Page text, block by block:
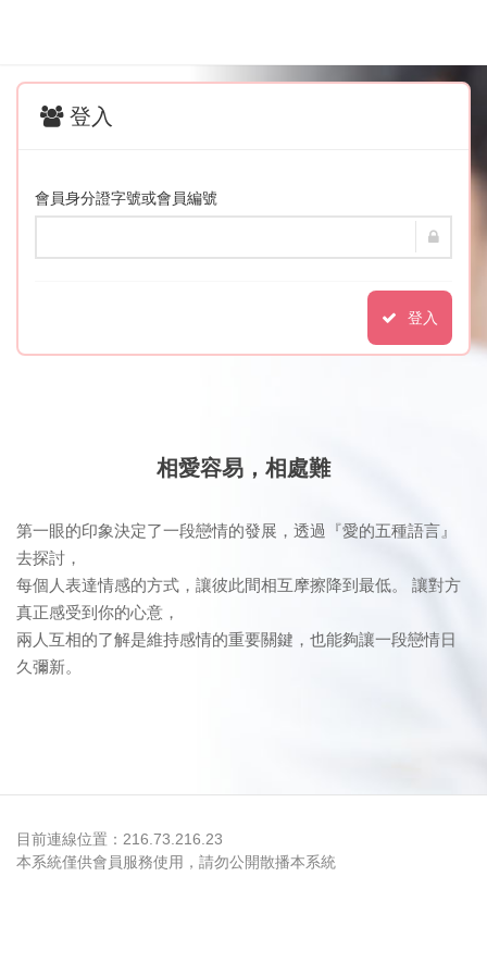
登入
會員身分證字號或會員編號
登入
相愛容易，相處難
第一眼的印象決定了一段戀情的發展，透過『愛的五種語言』
去探討，
每個人表達情感的方式，讓彼此間相互摩擦降到最低。 讓對方
真正感受到你的心意，
兩人互相的了解是維持感情的重要關鍵，也能夠讓一段戀情日
久彌新。
目前連線位置：216.73.216.23
本系統僅供會員服務使用，請勿公開散播本系統